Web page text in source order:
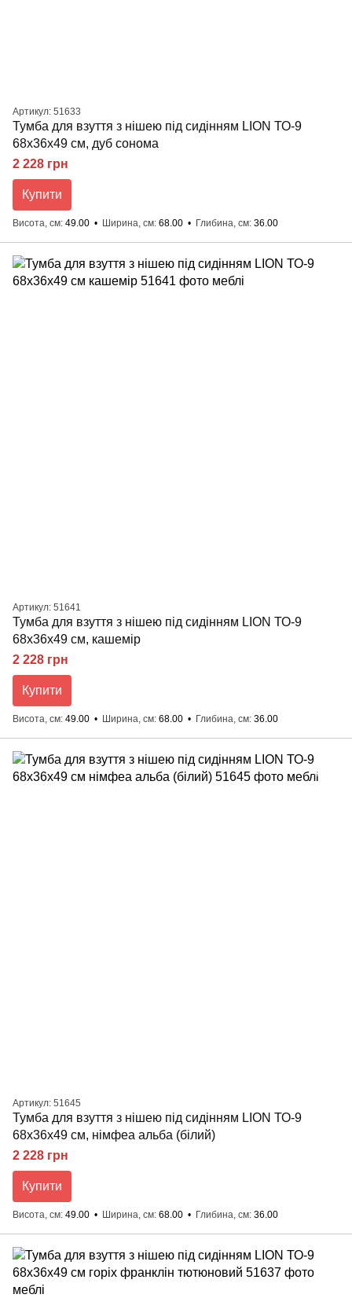
Артикул: 51633
Тумба для взуття з нішею під сидінням LION ТО-9
68x36x49 см, дуб сонома
2 228 грн
Купити
Висота, см 49.00 Ширина, см 68.00 Глибина, см 36.00
Артикул: 51641
Тумба для взуття з нішею під сидінням LION ТО-9
68x36x49 см, кашемір
2 228 грн
Купити
Висота, см 49.00 Ширина, см 68.00 Глибина, см 36.00
Артикул: 51645
Тумба для взуття з нішею під сидінням LION ТО-9
68x36x49 см, німфеа альба (білий)
2 228 грн
Купити
Висота, см 49.00 Ширина, см 68.00 Глибина, см 36.00